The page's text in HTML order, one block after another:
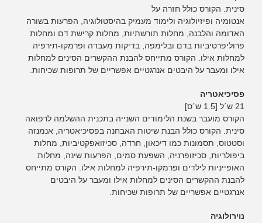
סינית. הקורס כולל חזרה על
אנטומיה ופיזיולוגיה ולימוד מעמיק בהיסטולוגיה, הפרעות בשורה
האדומה והלבנה, מחלות תורשתיות, מחלות קרישת דם ומחלות
פרוליפרטיביות בדם ובלימפה, בדיקות מעבדה ופרמקו-תירפיה
למחלות אילו. הקורס מתייחס להבנת ההקשרים הסינים למחלות
אילו ומעבר על היבטים אנרגטיים אפשריים של תרופות שכיחות.
פסיכיאטריה
21 ש´ל [1.5 ש´ס]
הקורס מועבר בשנת הלימודים השנייה בתכנית ההשלמה לרפואה
סינית. הקורס כולל הבנת שיטות האבחנה בפסיכיאטריה, אנמנזה
וסטטוס, תסמונות כמו דיכאון, חרדה, סכיזואפקטיביות, מחלות
ביפולריות, סכיזופרניה, השפעת סמים, הפרעות שינה, מחלות
האופייניות לילדים ופרמקו-תירפיה למחלות אילו. הקורס מתייחס
להבנת ההקשרים הסינים למחלות אילו ומעבר על היבטים
אנרגטיים אפשריים של תרופות שכיחות.
נוירולוגיה